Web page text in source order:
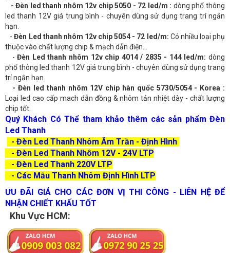
- Đèn led thanh nhôm 12v chip 5050 - 72 led/m : dòng phổ thông
led thanh 12V giá trung bình - chuyên dùng sử dụng trang trí ngắn
hạn.
-Đèn Led thanh nhôm 12v chip 5054 - 72 led/m: Có nhiều loại phụ
thuộc vào chất lượng chip & mạch dẫn điện...
-Đèn Led thanh nhôm 12v chip 4014 / 2835 - 144 led/m: dòng
phổ thông led thanh 12V giá trung bình - chuyên dùng sử dụng trang
trí ngắn hạn.
- Đèn led thanh nhôm 12V chip hàn quốc 5730/5054 - Korea :
Loại led cao cấp mach dẫn đồng & nhôm tản nhiệt dày - chất lượng
chip tốt.
Quý Khách Có Thể tham khảo thêm các sản phẩm Đèn
Led Thanh
- Đèn Led Thanh Nhôm Âm Trần - Định Hình
- Đèn Led Thanh Nhôm 12V - 24V LTP
- Đèn Led Thanh 220V LTP
- Các Mẫu Thanh Nhôm Định Hình LTP
ƯU ĐÃI GIÁ CHO CÁC ĐƠN VỊ THI CÔNG - LIÊN HỆ ĐỂ
NHẬN CHIẾT KHẤU TỐT
Khu Vực HCM: